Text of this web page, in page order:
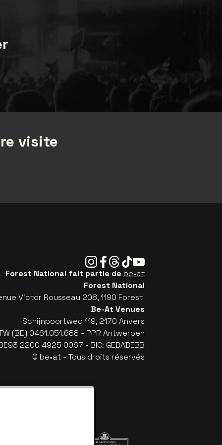
visite
Instagram
Facebook
Threads
TiktokYoutube
Forest National fait partie de be•at
Forest National
Victor Rousseau 208, 1190 Forest
Be-At Venues
Schijnpoortweg 119, 2170 Anvers
(BE) 0461.051.688 - RPR Antwerpen
2200 4925 0067 - BIC: GEBABEBB
© be•at - Tous droits réservés